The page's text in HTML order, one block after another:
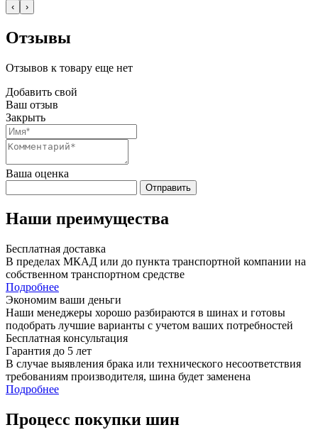
‹ ›
Отзывы
Отзывов к товару еще нет
Добавить свой
Ваш отзыв
Закрыть
Ваша оценка
Отправить
Наши преимущества
Бесплатная доставка
В пределах МКАД или до пункта транспортной компании на
собственном транспортном средстве
Подробнее
Экономим ваши деньги
Наши менеджеры хорошо разбираются в шинах и готовы
подобрать лучшие варианты с учетом ваших потребностей
Бесплатная консультация
Гарантия до 5 лет
В случае выявления брака или технического несоответствия
требованиям производителя, шина будет заменена
Подробнее
Процесс покупки шин